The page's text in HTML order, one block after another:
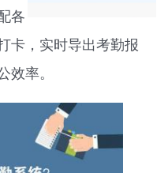
各
卡，实时导出考勤报
率。